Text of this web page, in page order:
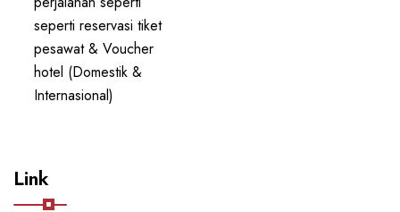
seperti reservasi tiket
pesawat & Voucher
hotel (Domestik &
Internasional)
Link